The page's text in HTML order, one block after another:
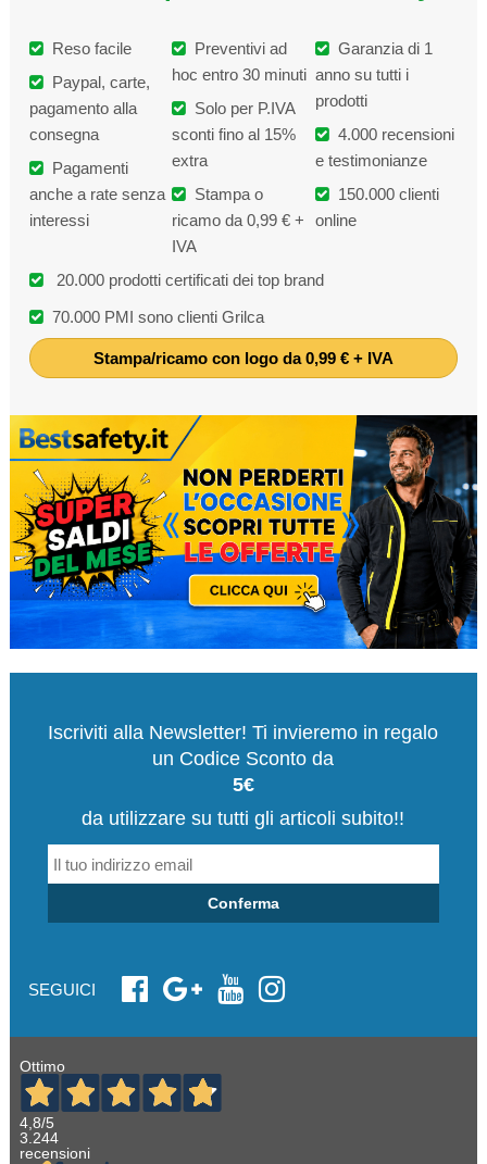
Reso facile
Paypal, carte,
pagamento alla
consegna
Pagamenti
anche a rate senza
interessi
Preventivi ad
hoc entro 30 minuti
Solo per P.IVA
sconti fino al 15%
extra
Stampa o
ricamo da 0,99 € +
IVA
Garanzia di 1
anno su tutti i
prodotti
4.000 recensioni
e testimonianze
150.000 clienti
online
20.000 prodotti certificati dei top brand
70.000 PMI sono clienti Grilca
Stampa/ricamo con logo da 0,99 € + IVA
Iscriviti alla Newsletter! Ti invieremo in regalo
un Codice Sconto da
5€
da utilizzare su tutti gli articoli subito!!
Conferma
SEGUICI
Ottimo
4,8/5
3.244
recensioni